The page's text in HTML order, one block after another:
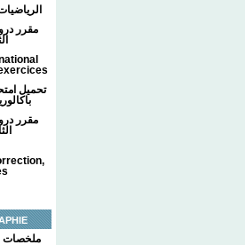
مقرر
مقرر
ملخصات